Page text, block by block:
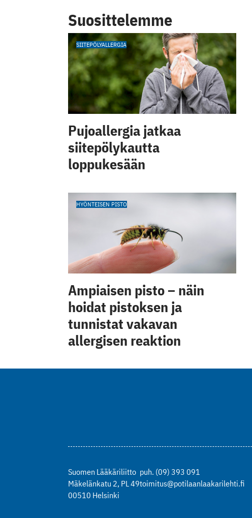
Suosittelemme
SIITEPÖLYALLERGIA
Pujoallergia jatkaa
siitepölykautta
loppukesään
HYÖNTEISEN PISTO
Ampiaisen pisto – näin
hoidat pistoksen ja
tunnistat vakavan
allergisen reaktion
Suomen Lääkäriliitto
Mäkelänkatu 2, PL 49
00510 Helsinki
puh. (09) 393 091
toimitus@potilaanlaakarilehti.fi